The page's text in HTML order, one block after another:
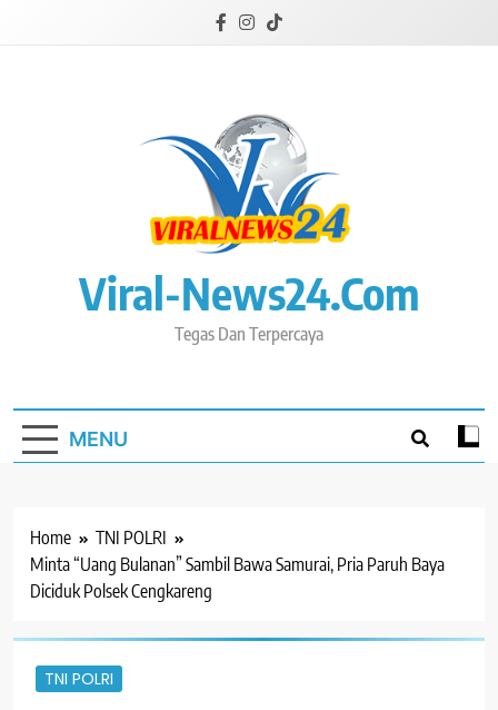
Viral-News24.com
Tegas Dan Terpercaya
MENU
Home
TNI POLRI
Minta “Uang Bulanan” Sambil Bawa Samurai, Pria Paruh Baya
Diciduk Polsek Cengkareng
TNI POLRI